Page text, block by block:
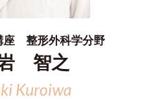
座 整形外科学分野
智之
Kuroiwa